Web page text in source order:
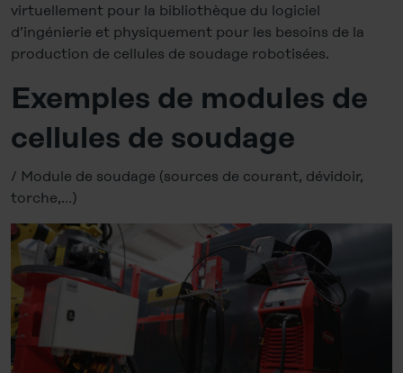
virtuellement pour la bibliothèque du logiciel
d’ingénierie et physiquement pour les besoins de la
production de cellules de soudage robotisées.
Exemples de modules de
cellules de soudage
/ Module de soudage (sources de courant, dévidoir,
torche,…)